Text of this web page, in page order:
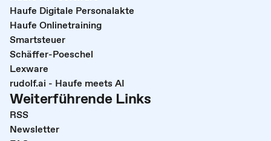
Haufe Digitale Personalakte
Haufe Onlinetraining
Smartsteuer
Schäffer-Poeschel
Lexware
rudolf.ai - Haufe meets AI
Weiterführende Links
RSS
Newsletter